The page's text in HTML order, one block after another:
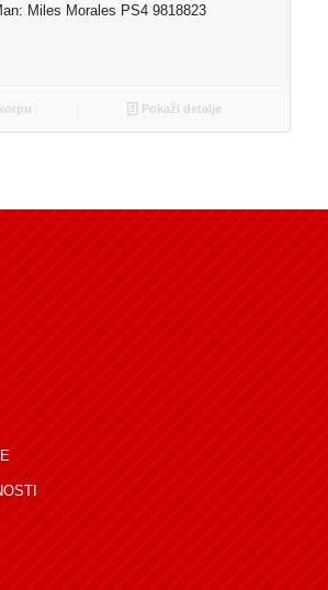
Miles Morales PS4 9818823
Pokaži detalje